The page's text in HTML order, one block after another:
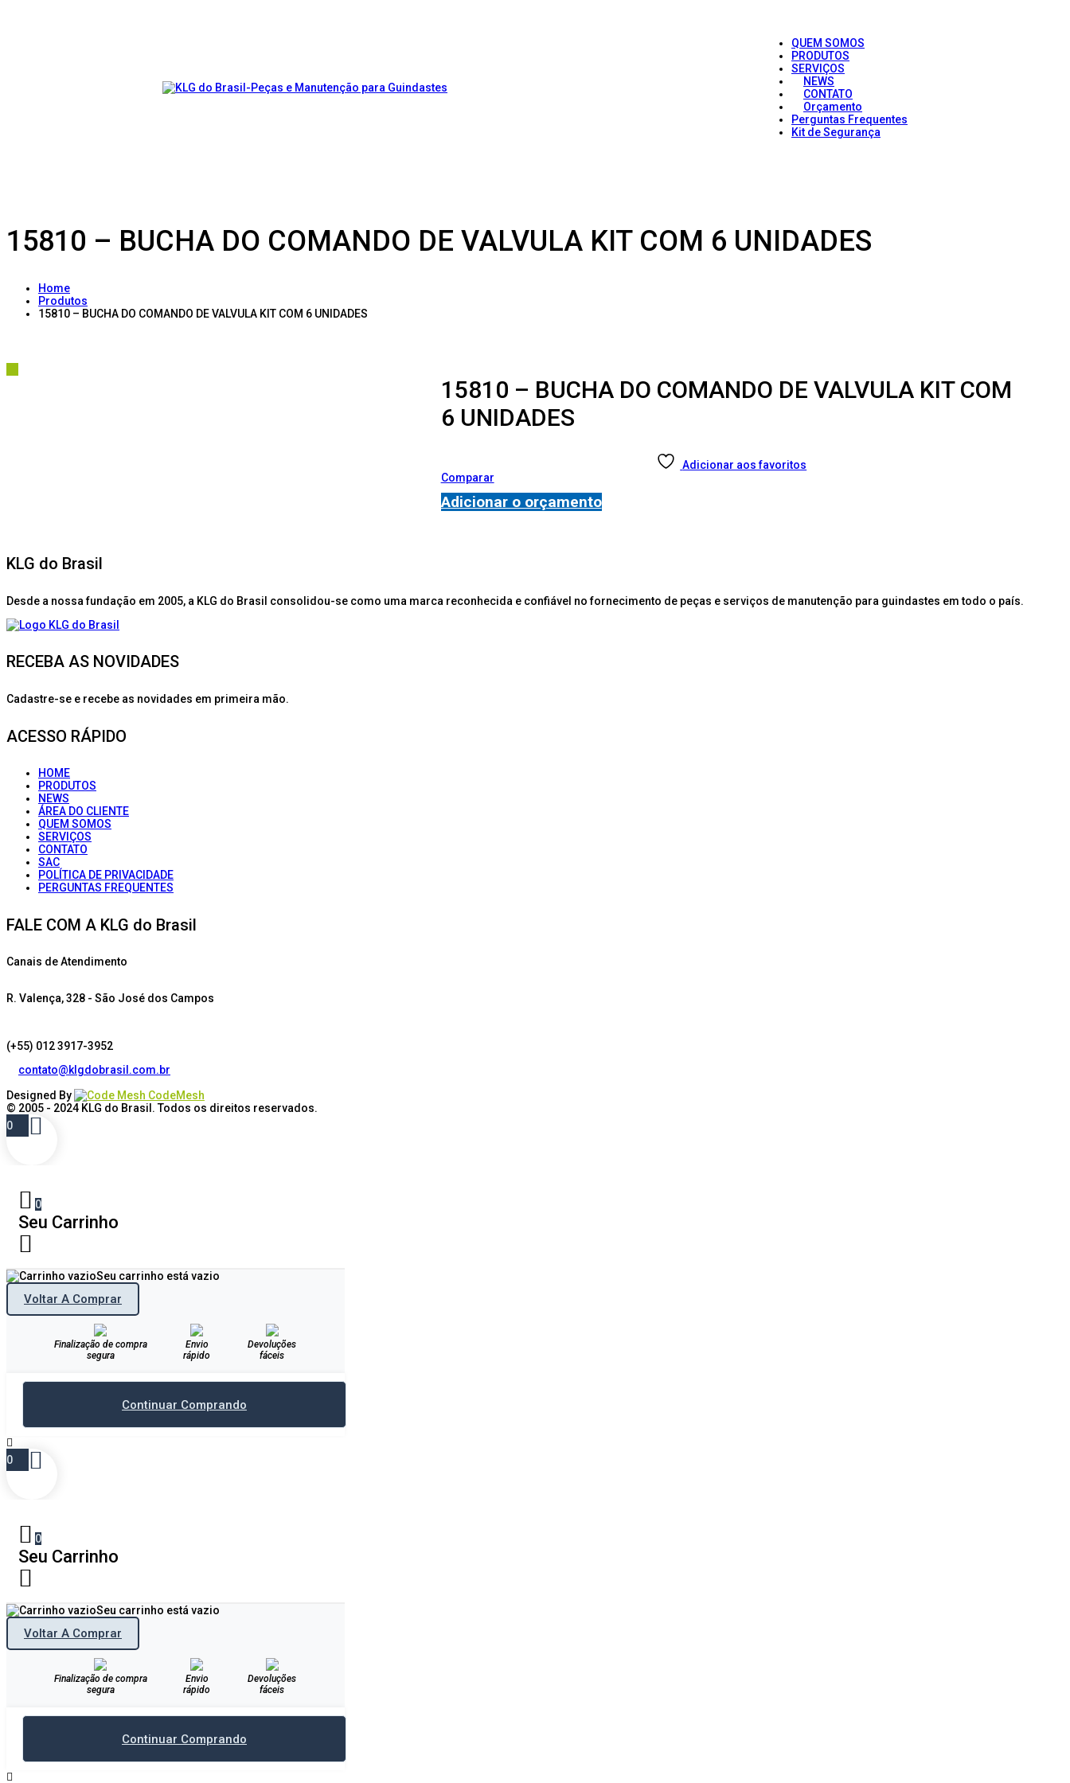
QUEM SOMOS
PRODUTOS
SERVIÇOS
NEWS
CONTATO
Orçamento
Perguntas Frequentes
Kit de Segurança
15810 – BUCHA DO COMANDO DE VALVULA KIT COM 6 UNIDADES
Home
Produtos
15810 – BUCHA DO COMANDO DE VALVULA KIT COM 6 UNIDADES
15810 – BUCHA DO COMANDO DE VALVULA KIT COM
6 UNIDADES
Adicionar aos favoritos
Comparar
Adicionar o orçamento
KLG do Brasil
Desde a nossa fundação em 2005, a KLG do Brasil consolidou-se como uma marca reconhecida e confiável no fornecimento de peças e serviços de manutenção para guindastes em todo o país.
RECEBA AS NOVIDADES
Cadastre-se e recebe as novidades em primeira mão.
ACESSO RÁPIDO
HOME
PRODUTOS
NEWS
ÁREA DO CLIENTE
QUEM SOMOS
SERVIÇOS
CONTATO
SAC
POLÍTICA DE PRIVACIDADE
PERGUNTAS FREQUENTES
FALE COM A KLG do Brasil
Canais de Atendimento
R. Valença, 328 - São José dos Campos
(+55) 012 3917-3952
contato@klgdobrasil.com.br
Designed By
CodeMesh
© 2005 - 2024 KLG do Brasil . Todos os direitos reservados.
0
0
Seu Carrinho
Seu carrinho está vazio
Voltar A Comprar
Finalização de compra
segura
Envio
rápido
Devoluções
fáceis
Continuar Comprando
0
0
Seu Carrinho
Seu carrinho está vazio
Voltar A Comprar
Finalização de compra
segura
Envio
rápido
Devoluções
fáceis
Continuar Comprando